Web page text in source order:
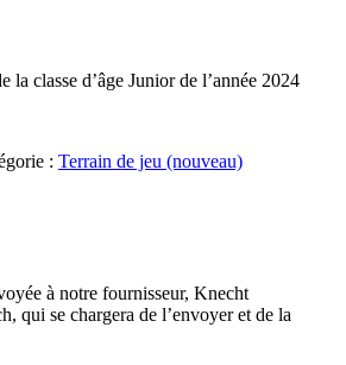
la classe d’âge Junior de l’année 2024
: Terrain de jeu (nouveau)
à notre fournisseur, Knecht
qui se chargera de l’envoyer et de la